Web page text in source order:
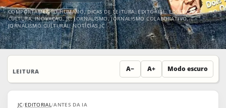
COMPORTAMENTO HUMANO,DICAS DE LEITURA,EDITORIAL,EDUCAÇÃO E
CULTURA,INOVAÇÃO,JC,JORNALISMO,JORNALISMO COLABORATIVO,
JORNALISMO CULTURAL,NOTÍCIAS JC
LEITURA A− A+ Modo escuro
JC/EDITORIAL/ANTES DA IA